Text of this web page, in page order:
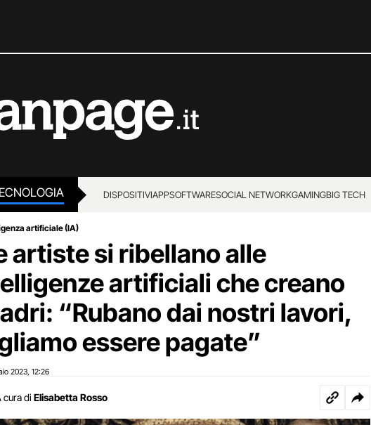
DISPOSITIVIAPPSOFTWARESOCIAL NETWORKGAMINGBIG TECH
artificiale (IA)
artiste si ribellano alle
artificiali che creano
“Rubano dai nostri lavori,
essere pagate”
2023 12:26
cura di Elisabetta Rosso